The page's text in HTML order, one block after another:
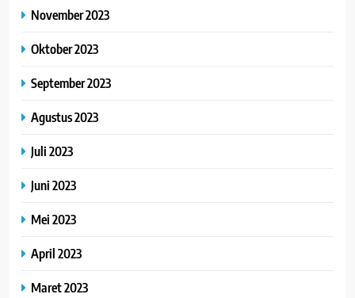
November 2023
Oktober 2023
September 2023
Agustus 2023
Juli 2023
Juni 2023
Mei 2023
April 2023
Maret 2023